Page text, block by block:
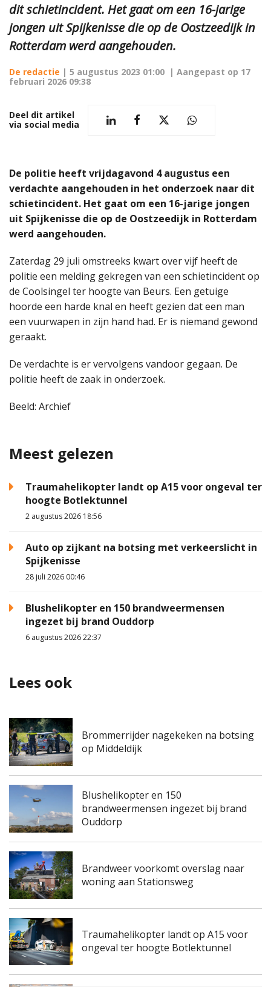
dit schietincident. Het gaat om een 16-jarige
jongen uit Spijkenisse die op de Oostzeedijk in
Rotterdam werd aangehouden.
De redactie | 5 augustus 2023 01:00 | Aangepast op 17
februari 2026 09:38
Deel dit artikel
via social media
De politie heeft vrijdagavond 4 augustus een
verdachte aangehouden in het onderzoek naar dit
schietincident. Het gaat om een 16-jarige jongen
uit Spijkenisse die op de Oostzeedijk in Rotterdam
werd aangehouden.
Zaterdag 29 juli omstreeks kwart over vijf heeft de
politie een melding gekregen van een schietincident op
de Coolsingel ter hoogte van Beurs. Een getuige
hoorde een harde knal en heeft gezien dat een man
een vuurwapen in zijn hand had. Er is niemand gewond
geraakt.
De verdachte is er vervolgens vandoor gegaan. De
politie heeft de zaak in onderzoek.
Beeld: Archief
Meest gelezen
Traumahelikopter landt op A15 voor ongeval ter
hoogte Botlektunnel
2 augustus 2026 18:56
Auto op zijkant na botsing met verkeerslicht in
Spijkenisse
28 juli 2026 00:46
Blushelikopter en 150 brandweermensen
ingezet bij brand Ouddorp
6 augustus 2026 22:37
Lees ook
Brommerrijder nagekeken na botsing
op Middeldijk
Blushelikopter en 150
brandweermensen ingezet bij brand
Ouddorp
Brandweer voorkomt overslag naar
woning aan Stationsweg
Traumahelikopter landt op A15 voor
ongeval ter hoogte Botlektunnel